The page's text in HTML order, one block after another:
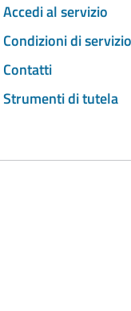
Accedi al servizio
Condizioni di servizio
Contatti
Strumenti di tutela